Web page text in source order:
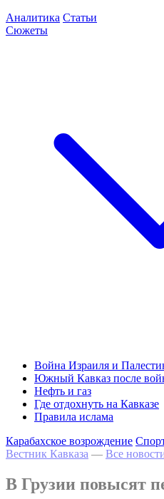
Аналитика Статьи
Сюжеты
Война Израиля и
Южный Кавказ после
Нефть и газ
Где отдохнуть на Кавказе
Правила ислама
Карабахское возрождение
Вестник Кавказа — Все
В Грузии повысят